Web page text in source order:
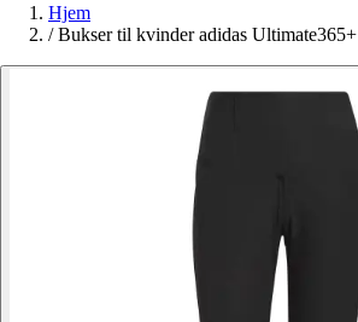
Hjem
/ Bukser til kvinder adidas Ultimate365+